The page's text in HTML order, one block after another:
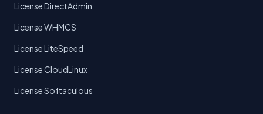
License DirectAdmin
License WHMCS
License LiteSpeed
License CloudLinux
License Softaculous